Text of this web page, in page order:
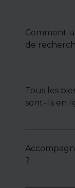
Comment
de
pour
biens ciblés.
Tous les
sont-ils en
toute
contactez-
?